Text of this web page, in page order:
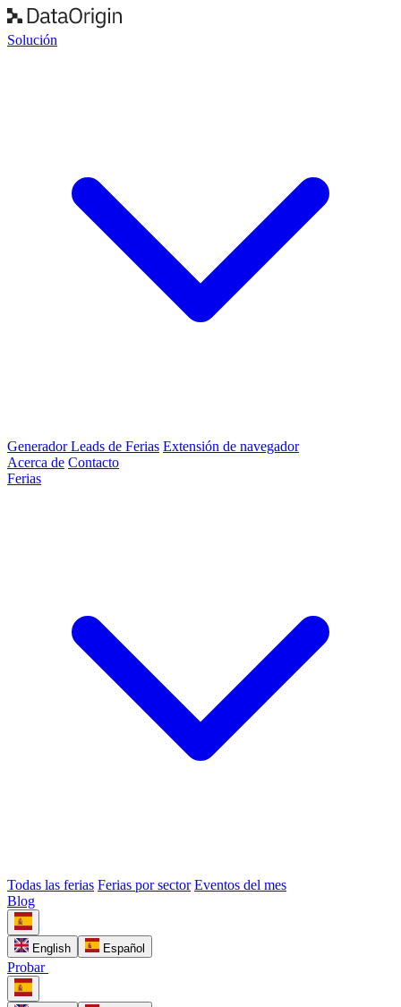
Solución
Generador Leads de Ferias Extensión de navegador
Acerca de Contacto
Ferias
Todas las ferias Ferias por sector Eventos del mes
Blog
English Español
Probar